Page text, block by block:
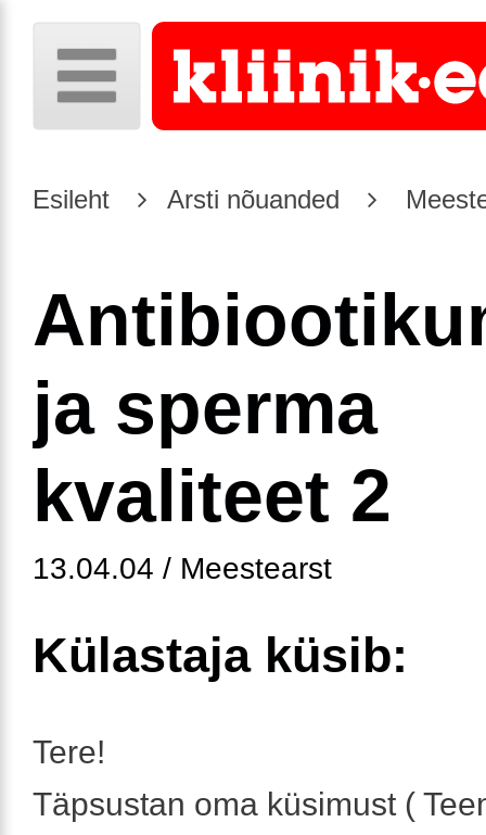
Esileht Arsti nõuanded
ja sperma
kvaliteet 2
13.04.04 / Meestearst
Külastaja küsib:
Tere!
Täpsustan oma küsimust (